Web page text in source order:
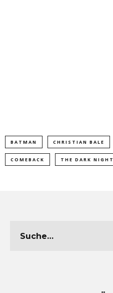
BATMAN CHRISTIAN BALE
COMEBACK THE DARK NIGHT